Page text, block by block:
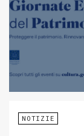
NOTIZIE